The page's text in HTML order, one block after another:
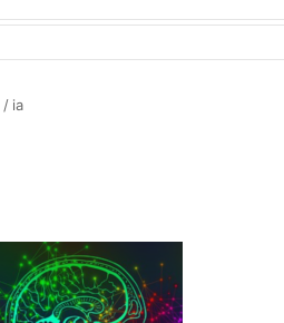
/ ia